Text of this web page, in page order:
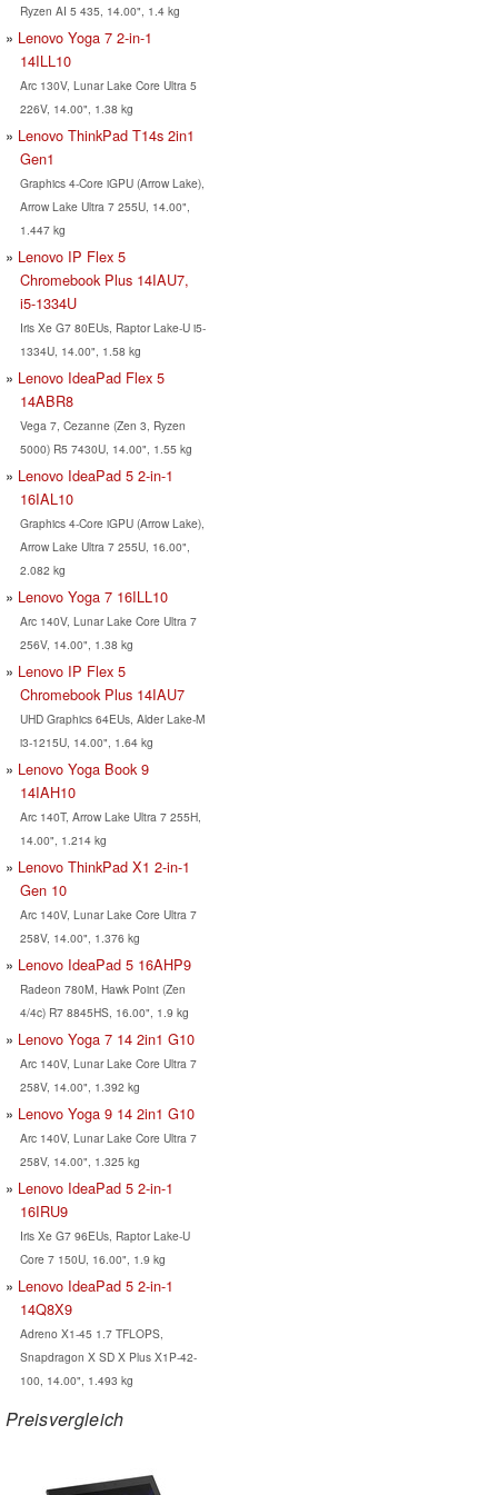
Ryzen AI 5 435, 14.00", 1.4 kg
Lenovo Yoga 7 2-in-1
14ILL10
Arc 130V, Lunar Lake Core Ultra 5
226V, 14.00", 1.38 kg
Lenovo ThinkPad T14s 2in1
Gen1
Graphics 4-Core iGPU (Arrow Lake),
Arrow Lake Ultra 7 255U, 14.00",
1.447 kg
Lenovo IP Flex 5
Chromebook Plus 14IAU7,
i5-1334U
Iris Xe G7 80EUs, Raptor Lake-U i5-
1334U, 14.00", 1.58 kg
Lenovo IdeaPad Flex 5
14ABR8
Vega 7, Cezanne (Zen 3, Ryzen
5000) R5 7430U, 14.00", 1.55 kg
Lenovo IdeaPad 5 2-in-1
16IAL10
Graphics 4-Core iGPU (Arrow Lake),
Arrow Lake Ultra 7 255U, 16.00",
2.082 kg
Lenovo Yoga 7 16ILL10
Arc 140V, Lunar Lake Core Ultra 7
256V, 14.00", 1.38 kg
Lenovo IP Flex 5
Chromebook Plus 14IAU7
UHD Graphics 64EUs, Alder Lake-M
i3-1215U, 14.00", 1.64 kg
Lenovo Yoga Book 9
14IAH10
Arc 140T, Arrow Lake Ultra 7 255H,
14.00", 1.214 kg
Lenovo ThinkPad X1 2-in-1
Gen 10
Arc 140V, Lunar Lake Core Ultra 7
258V, 14.00", 1.376 kg
Lenovo IdeaPad 5 16AHP9
Radeon 780M, Hawk Point (Zen
4/4c) R7 8845HS, 16.00", 1.9 kg
Lenovo Yoga 7 14 2in1 G10
Arc 140V, Lunar Lake Core Ultra 7
258V, 14.00", 1.392 kg
Lenovo Yoga 9 14 2in1 G10
Arc 140V, Lunar Lake Core Ultra 7
258V, 14.00", 1.325 kg
Lenovo IdeaPad 5 2-in-1
16IRU9
Iris Xe G7 96EUs, Raptor Lake-U
Core 7 150U, 16.00", 1.9 kg
Lenovo IdeaPad 5 2-in-1
14Q8X9
Adreno X1-45 1.7 TFLOPS,
Snapdragon X SD X Plus X1P-42-
100, 14.00", 1.493 kg
Preisvergleich